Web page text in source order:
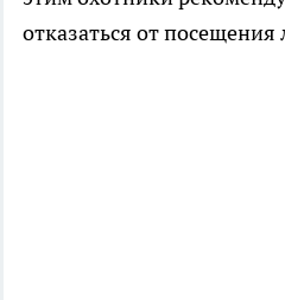
отказаться от посещения